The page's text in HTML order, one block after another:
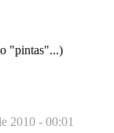
"pintas"...)
2010 - 00:01